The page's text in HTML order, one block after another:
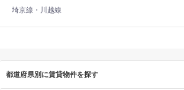
埼京線・川越線
都道府県別に賃貸物件を探す